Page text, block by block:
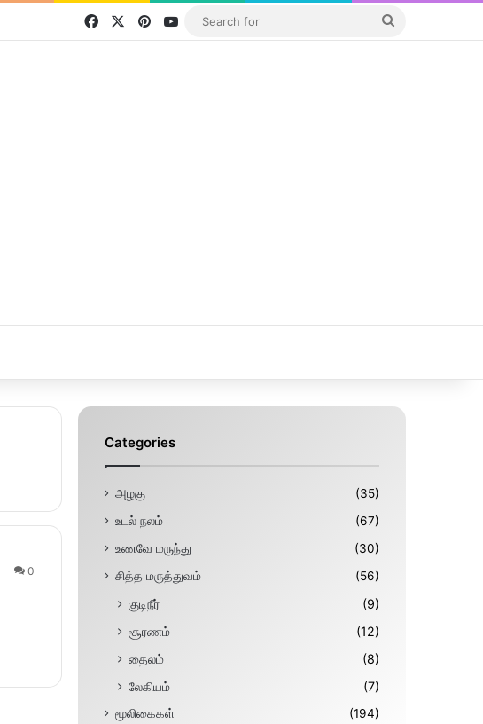
FacebookPinterestYouTube
0
Categories
அழகு
(35)
உடல் நலம்
(67)
உணவே மருந்து
(30)
சித்த மருத்துவம்
(56)
குடிநீர்
(9)
சூரணம்
(12)
தைலம்
(8)
லேகியம்
(7)
மூலிகைகள் (194)